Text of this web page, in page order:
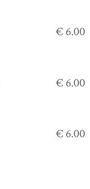
€ 6.00
€ 6.00
€ 6.00